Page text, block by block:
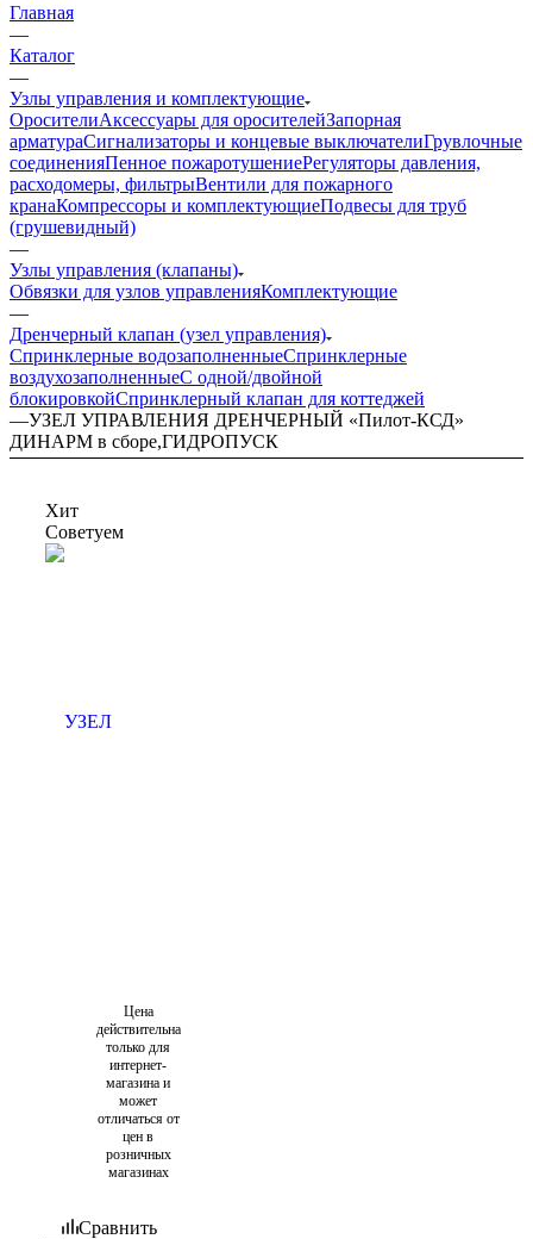
Главная
—
Каталог
—
Узлы управления и комплектующие
ОросителиАксессуары для оросителейЗапорная
арматураСигнализаторы и концевые выключателиГрувлочные
соединенияПенное пожаротушениеРегуляторы давления,
расходомеры, фильтрыВентили для пожарного
кранаКомпрессоры и комплектующиеПодвесы для труб
(грушевидный)
—
Узлы управления (клапаны)
Обвязки для узлов управленияКомплектующие
—
Дренчерный клапан (узел управления)
Спринклерные водозаполненныеСпринклерные
воздухозаполненныеС одной/двойной
блокировкойСпринклерный клапан для коттеджей
—УЗЕЛ УПРАВЛЕНИЯ ДРЕНЧЕРНЫЙ «Пилот-КСД»
ДИНАРМ в сборе,ГИДРОПУСК
Хит
Советуем
Цена
действительна
только для
интернет-
магазина и
может
отличаться от
цен в
розничных
магазинах
Сравнить